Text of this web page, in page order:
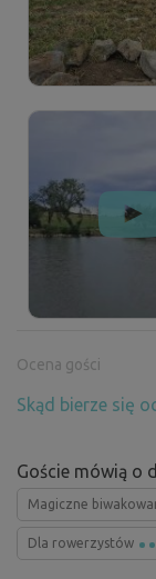
Ocena gości
Skąd bierze się
Goście mówią o
Magiczne
Dla rowerzystów